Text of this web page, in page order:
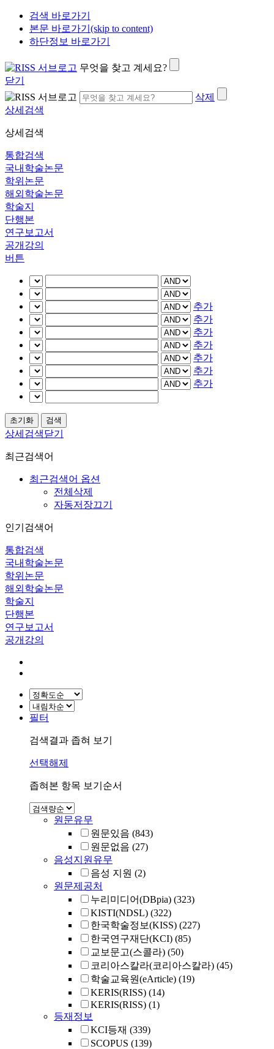
검색 바로가기
본문 바로가기(skip to content)
하단정보 바로가기
무엇을 찾고 계세요?
닫기
삭제
상세검색
상세검색
통합검색
국내학술논문
학위논문
해외학술논문
학술지
단행본
연구보고서
공개강의
버튼
추가
추가
추가
추가
추가
추가
추가
상세검색닫기
최근검색어
최근검색어 옵션
전체삭제
자동저장끄기
인기검색어
통합검색
국내학술논문
학위논문
해외학술논문
학술지
단행본
연구보고서
공개강의
필터
검색결과 좁혀 보기
선택해제
좁혀본 항목 보기순서
원문유무
원문있음 (843)
원문없음 (27)
음성지원유무
음성 지원 (2)
원문제공처
누리미디어(DBpia) (323)
KISTI(NDSL) (322)
한국학술정보(KISS) (227)
한국연구재단(KCI) (85)
교보문고(스콜라) (50)
코리아스칼라(코리아스칼라) (45)
학술교육원(eArticle) (19)
KERIS(RISS) (14)
KERIS(RISS) (1)
등재정보
KCI등재 (339)
SCOPUS (139)